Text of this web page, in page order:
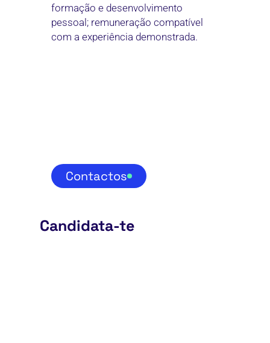
formação e desenvolvimento
pessoal; remuneração compatível
com a experiência demonstrada.
Contactos
Candidata-te